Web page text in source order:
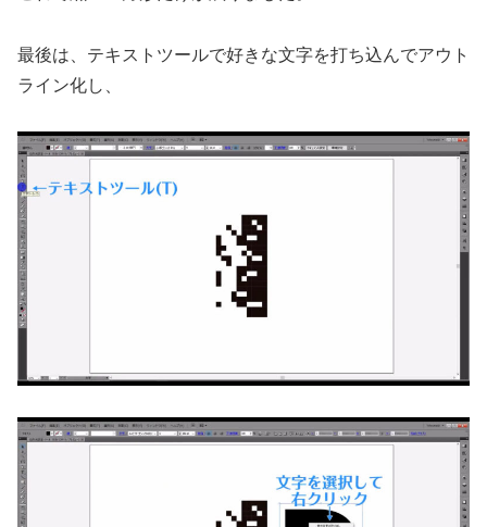
最後は、テキストツールで好きな文字を打ち込んでアウト
ライン化し、